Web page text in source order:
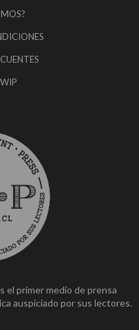
el primer medio de prensa
auspiciado por sus lectores.